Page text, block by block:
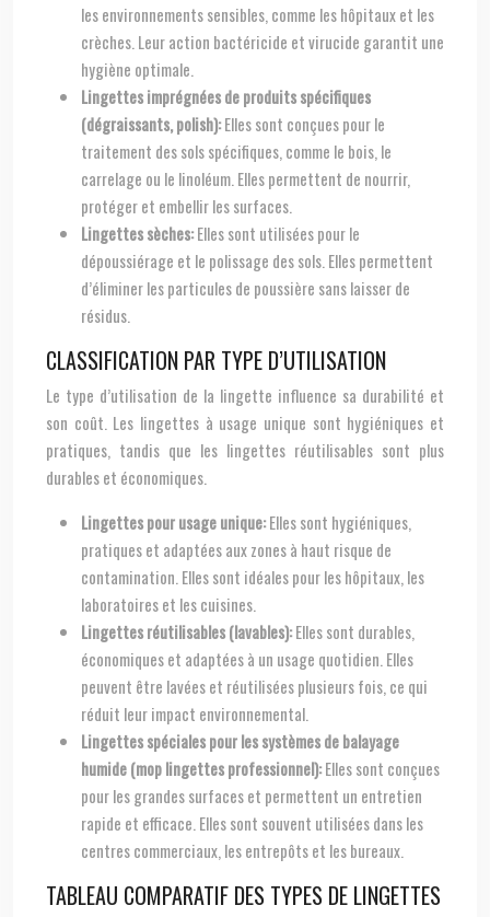
les environnements sensibles, comme les hôpitaux et les
crèches. Leur action bactéricide et virucide garantit une
hygiène optimale.
Lingettes imprégnées de produits spécifiques
(dégraissants, polish):Elles sont conçues pour le
traitement des sols spécifiques, comme le bois, le
carrelage ou le linoléum. Elles permettent de nourrir,
protéger et embellir les surfaces.
Lingettes sèches:Elles sont utilisées pour le
dépoussiérage et le polissage des sols. Elles permettent
d’éliminer les particules de poussière sans laisser de
résidus.
CLASSIFICATION PAR TYPE D’UTILISATION
Le type d’utilisation de la lingette influence sa durabilité et
son coût. Les lingettes à usage unique sont hygiéniques et
pratiques, tandis que les lingettes réutilisables sont plus
durables et économiques.
Lingettes pour usage unique:Elles sont hygiéniques,
pratiques et adaptées aux zones à haut risque de
contamination. Elles sont idéales pour les hôpitaux, les
laboratoires et les cuisines.
Lingettes réutilisables (lavables):Elles sont durables,
économiques et adaptées à un usage quotidien. Elles
peuvent être lavées et réutilisées plusieurs fois, ce qui
réduit leur impact environnemental.
Lingettes spéciales pour les systèmes de balayage
humide (mop lingettes professionnel):Elles sont conçues
pour les grandes surfaces et permettent un entretien
rapide et efficace. Elles sont souvent utilisées dans les
centres commerciaux, les entrepôts et les bureaux.
TABLEAU COMPARATIF DES TYPES DE LINGETTES